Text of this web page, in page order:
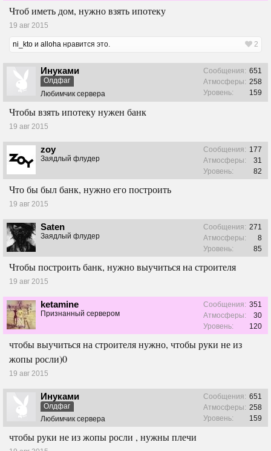
Чтоб иметь дом, нужно взять ипотеку
19 авг 2015
ni_kto и alloha нравится это. 2
Инуками
Олдфаг
Любимчик сервера
Сообщения: 651
Атмосферы: 258
Уровень:
159
Чтобы взять ипотеку нужен банк
19 авг 2015
zoy
Заядлый флудер
Сообщения: 177
Атмосферы:
31
Уровень:
82
Что бы был банк, нужно его построить
19 авг 2015
Saten
Заядлый флудер
Сообщения: 271
Атмосферы:
8
Уровень:
85
Чтобы построить банк, нужно выучиться на строителя
19 авг 2015
ketamine
Признанный сервером
Сообщения: 351
Атмосферы:
30
Уровень:
120
чтобы выучиться на строителя нужно, чтобы руки не из
жопы росли)0
19 авг 2015
Инуками
Олдфаг
Любимчик сервера
Сообщения: 651
Атмосферы: 258
Уровень:
159
чтобы руки не из жопы росли , нужны плечи